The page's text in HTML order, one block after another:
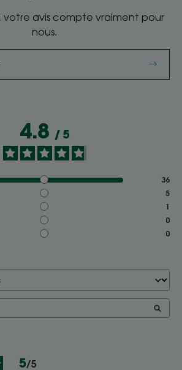
votre avis compte vraiment pour
nous.
4.8 / 5
36
5
1
0
0
5/5